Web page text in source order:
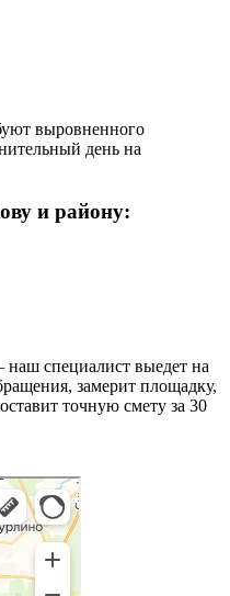
выровненного
день на
и району:
наш специалист выедет на
замерит площадку,
точную смету за 30